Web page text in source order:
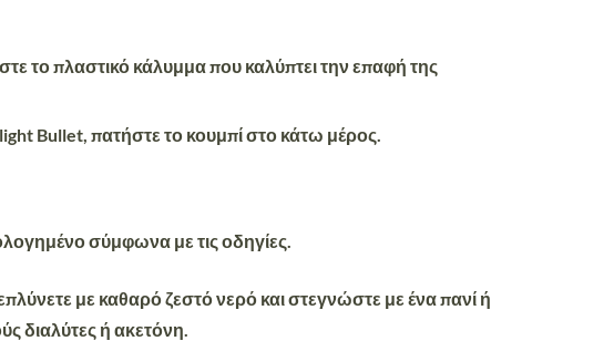
το πλαστικό κάλυμμα που καλύπτει την επαφή της
Bullet, πατήστε το κουμπί στο κάτω μέρος.
σύμφωνα με τις οδηγίες.
με καθαρό ζεστό νερό και στεγνώστε με ένα πανί ή
διαλύτες ή ακετόνη.